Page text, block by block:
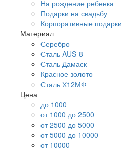
На рождение ребенка
Подарки на свадьбу
Корпоративные подарки
Материал
Серебро
Сталь AUS-8
Сталь Дамаск
Красное золото
Сталь Х12МФ
Цена
до 1000
от 1000 до 2500
от 2500 до 5000
от 5000 до 10000
от 10000